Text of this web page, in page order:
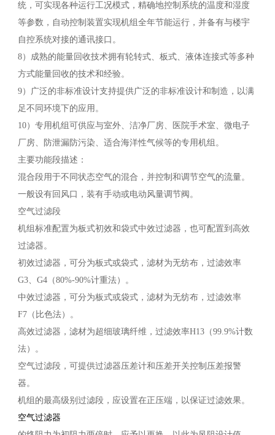
统，可实现各种运行工况模式，精确地控制系统的温度和湿度
等参数，自动控制装置实现机组全年节能运行，并备有与楼宇
自控系统对接的通讯接口。
8）成熟的能量回收技术拥有轮转式、板式、液体连接式等多种
方式能量回收的技术和经验。
9）广泛的非标准设计支持提供广泛的非标准设计和制造，以满
足不同环境下的应用。
10）专用机组可供应与室外、洁净厂房、医院手术室、微电子
厂房、防泄漏防污染、适合海洋性气候等的专用机组。
主要功能段描述：
混合段用于不同状态空气的混合，并控制和调节空气的流量。
一般设有回风口，装有手动或电动风量调节阀。
空气过滤段
机组标准配置为板式初效和袋式中效过滤器，也可配置到高效
过滤器。
初效过滤器，可分为板式或袋式，滤材为无纺布，过滤效率
G3、G4（80%-90%计重法）。
中效过滤器，可分为板式或袋式，滤材为无纺布，过滤效率
F7（比色法）。
高效过滤器，滤材为超细玻璃纤维，过滤效率H13（99.9%计数
法）。
空气过滤段，可提供过滤器压差计和压差开关控制压差报警
器。
机组的最高级别过滤段，应设置在正压端，以保证过滤效果。
空气过滤器